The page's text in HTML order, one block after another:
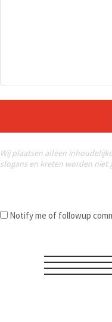
Wij plaatsen alleen
slogans en kreten worden niet
Notify me of followup